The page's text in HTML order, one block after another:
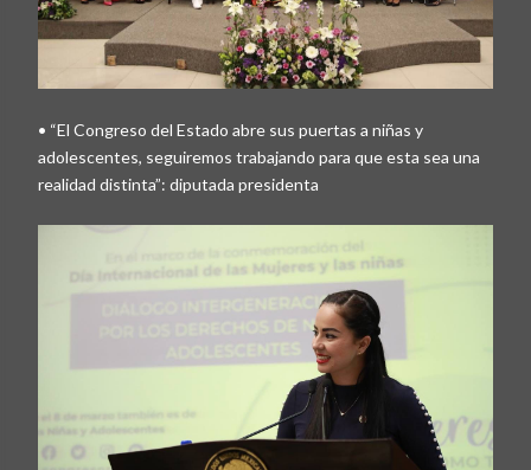
• “El Congreso del Estado abre sus puertas a niñas y
adolescentes, seguiremos trabajando para que esta sea una
realidad distinta”: diputada presidenta